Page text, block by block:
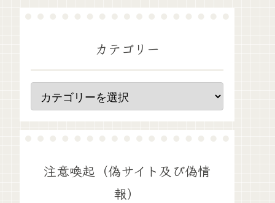
カテゴリー
注意喚起（偽サイト及び偽情
報）